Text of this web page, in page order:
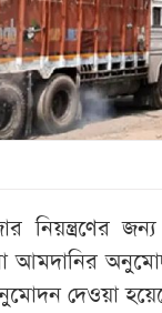
নিয়ন্ত্রণের
আমদানির
দেওয়া